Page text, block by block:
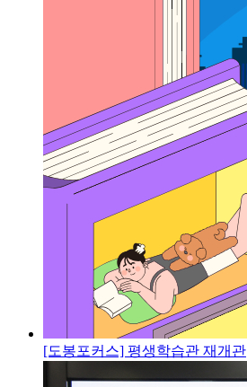
[도봉포커스] 평생학습관 재개관